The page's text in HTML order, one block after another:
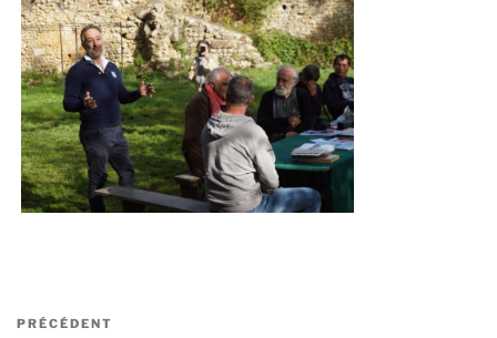
Navigation
Article
PRÉCÉDENT